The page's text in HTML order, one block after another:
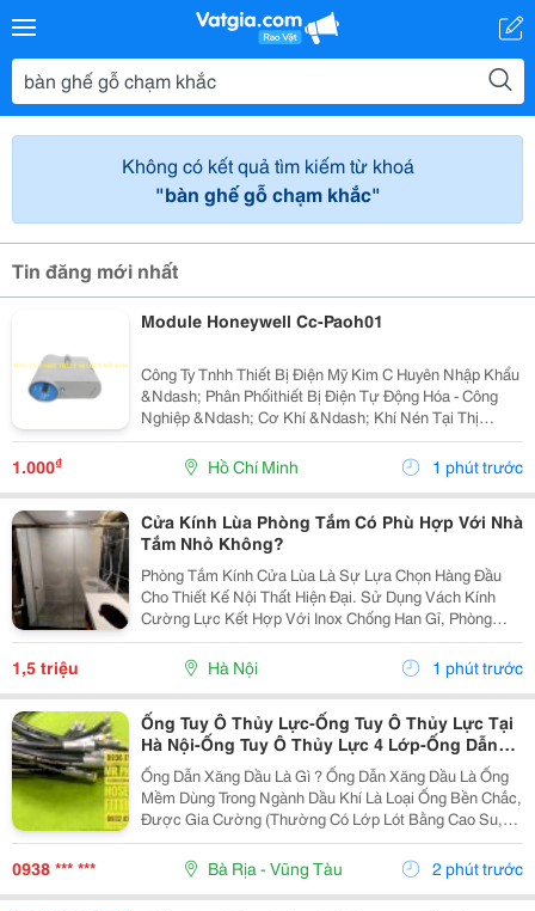
Không có kết quả tìm kiếm từ khoá
"bàn ghế gỗ chạm khắc"
Tin đăng mới nhất
Module Honeywell Cc-Paoh01
Công Ty Tnhh Thiết Bị Điện Mỹ Kim C Huyên Nhập Khẩu
&Ndash; Phân Phốithiết Bị Điện Tự Động Hóa - Công
Nghiệp &Ndash; Cơ Khí &Ndash; Khí Nén Tại Thị
Trường Việt Nam. Những Thương Hiệu Mà Mỹ Kim
Thường Xuyên Phân Phối: Yaskawa &Ndash;
Panasonic...
1.000₫ Hồ Chí Minh 1 phút trước
Cửa Kính Lùa Phòng Tắm Có Phù Hợp Với Nhà
Tắm Nhỏ Không?
Phòng Tắm Kính Cửa Lùa Là Sự Lựa Chọn Hàng Đầu
Cho Thiết Kế Nội Thất Hiện Đại. Sử Dụng Vách Kính
Cường Lực Kết Hợp Với Inox Chống Han Gỉ, Phòng
Tắm Này Không Chỉ Bền Vững Và Chịu Lực Tốt Mà Còn
Giúp Tối Ưu Hóa Ánh Sáng Tự Nhiên, Đồng Thời Đảm
1,5 triệu Hà Nội 1 phút trước
Ống Tuy Ô Thủy Lực-Ống Tuy Ô Thủy Lực Tại
Hà Nội-Ống Tuy Ô Thủy Lực 4 Lớp-Ống Dẫn
Dầu Thủy Lực-Đầu Nối Ống Đầu Thủy Lực
-Ống Tuy Ô Thủy Lực-Ống Nối Thủy Lực- Cút
Nối Ống Thủy Lực -Đầu Cút Ống Thủy Lực-
Dây Thủy Lực-Ongthuyluc
Ống Dẫn Xăng Dầu Là Gì ? Ống Dẫn Xăng Dầu Là Ống
Mềm Dùng Trong Ngành Dầu Khí Là Loại Ống Bền Chắc,
Được Gia Cường (Thường Có Lớp Lót Bằng Cao Su,
Pvc Hoặc Ptfe), Được Thiết Kế Để Vận Chuyển Nhiên
Liệu Và Dầu Một Cách An Toàn Như Xăng, Dầu...
0938 *** *** Bà Rịa - Vũng Tàu 2 phút trước